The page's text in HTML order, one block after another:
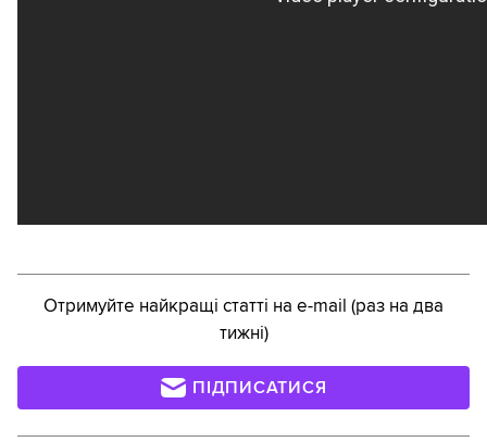
Отримуйте найкращі статті на e-mail (раз на два
тижні)
ПІДПИСАТИСЯ